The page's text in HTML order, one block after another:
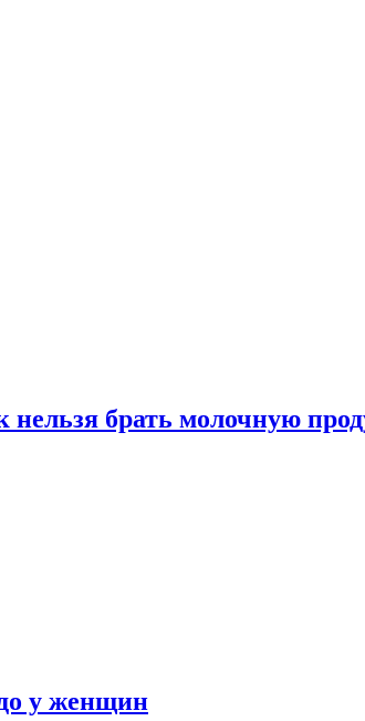
нельзя брать молочную
у женщин